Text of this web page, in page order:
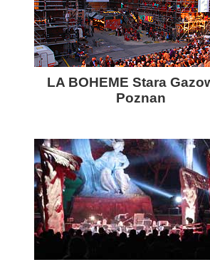
LA BOHEME Stara
Poznan